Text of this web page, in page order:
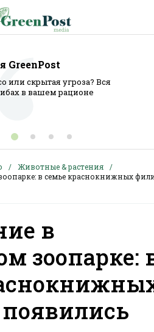
GreenPost
или скрытая угроза? Вся
в вашем рационе
Животные & растения
в семье краснокнижных
в
зоопарке: